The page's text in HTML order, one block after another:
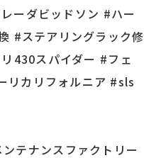
ーダビッドソン #ハー
#ステアリングラック修
430スパイダー #フェ
リカリフォルニア #sls
テナンスファクトリー